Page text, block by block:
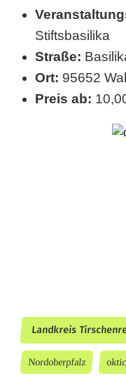
l
a
m
i
Stiftsbasilika
Straße:
Ort: 95652
Preis ab:
Landkreis
Nordoberpfalz